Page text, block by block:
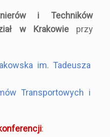
i Techników
w Krakowie przy
im. Tadeusza
Transportowych i
: